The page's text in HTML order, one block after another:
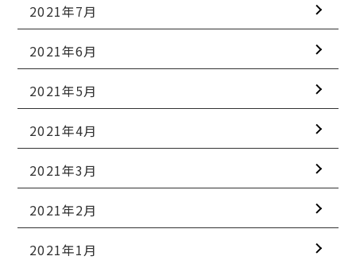
2021年7月
2021年6月
2021年5月
2021年4月
2021年3月
2021年2月
2021年1月